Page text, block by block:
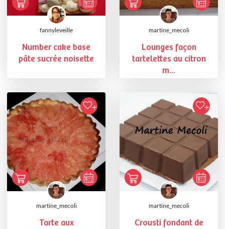
fannyleveille
Number cake base
pâte sucrée noisette
martine_mecoli
Lounges façon
tartelettes au citron
m...
martine_mecoli
Tarte aux
martine_mecoli
Crousti fondant de